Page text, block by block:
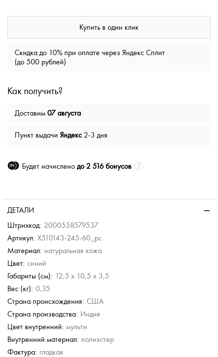
Купить в один клик
Скидка до 10% при оплате через Яндекс Сплит
(до 500 рублей)
Как получить?
Доставим 07 августа
Пункт выдачи Яндекс 2-3 дня
Будет начислено до 2 516 бонусов
ДЕТАЛИ
Штрихкод: 2000558579537
Артикул: X510143-245-60_pc
Материал: натуральная кожа
Цвет: синий
Габариты (см): 12,5 x 10,5 x 3,5
Вес (кг): 0,35
Страна происхождения: США
Страна производства: Индия
Цвет внутренний: мульти
Внутренний материал: полиэстер
Фактура: гладкая